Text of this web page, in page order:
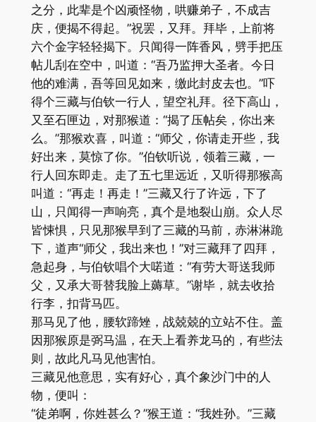
之分，此辈是个凶顽怪物，哄赚弟子，不成吉
庆，便揭不得起。”祝罢，又拜。拜毕，上前将
六个金字轻轻揭下。只闻得一阵香风，劈手把压
帖儿刮在空中，叫道：“吾乃监押大圣者。今日
他的难满，吾等回见如来，缴此封皮去也。”吓
得个三藏与伯钦一行人，望空礼拜。径下高山，
又至石匣边，对那猴道：“揭了压帖矣，你出来
么。”那猴欢喜，叫道：“师父，你请走开些，我
好出来，莫惊了你。”伯钦听说，领着三藏，一
行人回东即走。走了五七里远近，又听得那猴高
叫道：“再走！再走！”三藏又行了许远，下了
山，只闻得一声响亮，真个是地裂山崩。众人尽
皆悚惧，只见那猴早到了三藏的马前，赤淋淋跪
下，道声“师父，我出来也！”对三藏拜了四拜，
急起身，与伯钦唱个大喏道：“有劳大哥送我师
父，又承大哥替我脸上薅草。”谢毕，就去收拾
行李，扣背马匹。
那马见了他，腰软蹄矬，战兢兢的立站不住。盖
因那猴原是弼马温，在天上看养龙马的，有些法
则，故此凡马见他害怕。
三藏见他意思，实有好心，真个象沙门中的人
物，便叫：
“徒弟啊，你姓甚么？”猴王道：“我姓孙。”三藏